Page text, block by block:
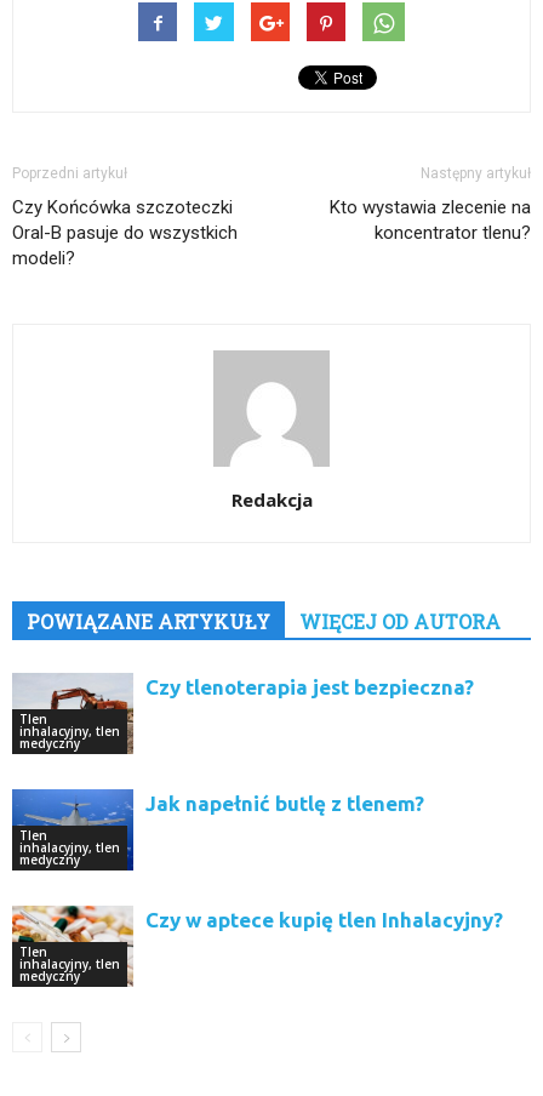
Poprzedni artykuł
Czy Końcówka szczoteczki
Oral-B pasuje do wszystkich
modeli?
Następny artykuł
Kto wystawia zlecenie na
koncentrator tlenu?
Redakcja
POWIĄZANE ARTYKUŁY WIĘCEJ OD AUTORA
Tlen
inhalacyjny, tlen
medyczny
Czy tlenoterapia jest bezpieczna?
Tlen
inhalacyjny, tlen
medyczny
Jak napełnić butlę z tlenem?
Tlen
inhalacyjny, tlen
medyczny
Czy w aptece kupię tlen Inhalacyjny?